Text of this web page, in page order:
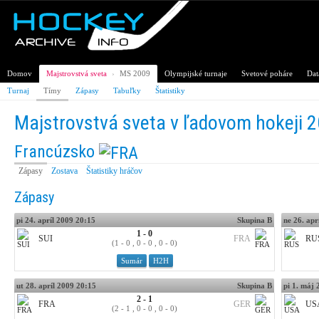
Domov Majstrovstvá sveta › MS 2009 Olympijské turnaje Svetové poháre
Turnaj
Tímy Zápasy Tabuľky Štatistiky
Majstrovstvá sveta v ľadovom hokeji
Francúzsko
Zápasy Zostava Štatistiky hráčov
Zápasy
pi 24. apríl 2009 20:15 Skupina B
Sumár H2H
SUI 1 - 0
(1 - 0 , 0 - 0 , 0 - 0) FRA
ne 26.
ut 28. apríl 2009 20:15 Skupina B
FRA 2 - 1
(2 - 1 , 0 - 0 , 0 - 0) GER
pi 1. máj